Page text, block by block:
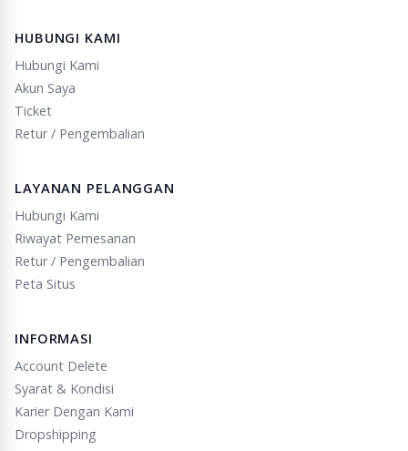
HUBUNGI KAMI
Hubungi Kami
Akun Saya
Ticket
Retur / Pengembalian
LAYANAN PELANGGAN
Hubungi Kami
Riwayat Pemesanan
Retur / Pengembalian
Peta Situs
INFORMASI
Account Delete
Syarat & Kondisi
Karier Dengan Kami
Dropshipping